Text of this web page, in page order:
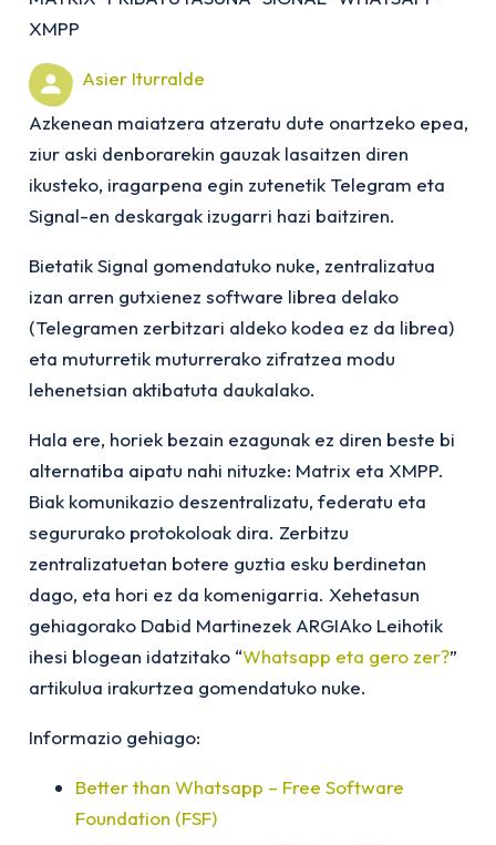
XMPP
Asier Iturralde
Azkenean maiatzera atzeratu dute onartzeko epea,
ziur aski denborarekin gauzak lasaitzen diren
ikusteko, iragarpena egin zutenetik Telegram eta
Signal-en deskargak izugarri hazi baitziren.
Bietatik Signal gomendatuko nuke, zentralizatua
izan arren gutxienez software librea delako
(Telegramen zerbitzari aldeko kodea ez da librea)
eta muturretik muturrerako zifratzea modu
lehenetsian aktibatuta daukalako.
Hala ere, horiek bezain ezagunak ez diren beste bi
alternatiba aipatu nahi nituzke: Matrix eta XMPP.
Biak komunikazio deszentralizatu, federatu eta
segururako protokoloak dira. Zerbitzu
zentralizatuetan botere guztia esku berdinetan
dago, eta hori ez da komenigarria. Xehetasun
gehiagorako Dabid Martinezek ARGIAko Leihotik
ihesi blogean idatzitako “Whatsapp eta gero zer?”
artikulua irakurtzea gomendatuko nuke.
Informazio gehiago:
Better than Whatsapp – Free Software
Foundation (FSF)